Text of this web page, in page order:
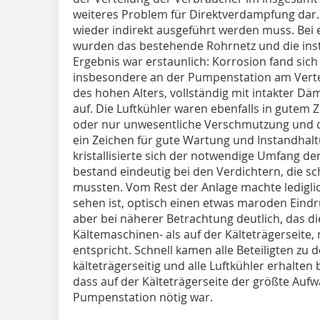
weiteres Problem für Direktverdampfung
wieder indirekt ausgeführt werden muss.
wurden das bestehende Rohrnetz und die
Ergebnis war erstaunlich: Korrosion fand
insbesondere an der Pumpenstation am
des hohen Alters, vollständig mit intakter
auf. Die Luftkühler waren ebenfalls in gutem
oder nur unwesentliche Verschmutzung
ein Zeichen für gute Wartung und
kristallisierte sich der notwendige Umfang
bestand eindeutig bei den Verdichtern, die
mussten. Vom Rest der Anlage machte
sehen ist, optisch einen etwas maroden
aber bei näherer Betrachtung deutlich, das
Kältemaschinen- als auf der Kälteträgerseite,
entspricht. Schnell kamen alle Beteiligten zu
kälteträgerseitig und alle Luftkühler erhalten
dass auf der Kälteträgerseite der größte
Pumpenstation nötig war.